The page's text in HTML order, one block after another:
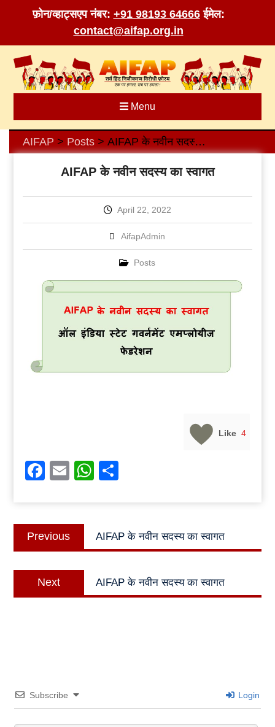
फ़ोन/व्हाट्सएप नंबर: +91 98193 64666 ईमेल:
contact@aifap.org.in
content
Menu
AIFAP > Posts> AIFAP के नवीन सदस्य का स्वागत
AIFAP के नवीन सदस्य का स्वागत
April 22, 2022
AifapAdmin
Posts
Like 4
Facebook
EmailWhatsApp
Post
navigation
Previous
Previous
post:
AIFAP के नवीन सदस्य का स्वागत
Next
post:
AIFAP के नवीन सदस्य का स्वागत
Subscribe Login